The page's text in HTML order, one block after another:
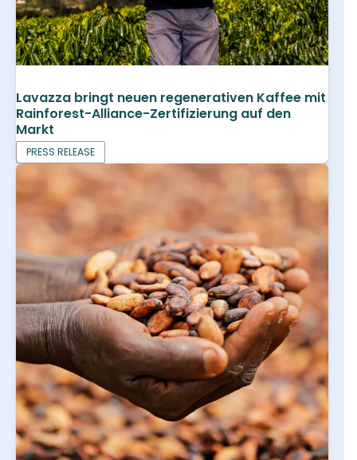
Lavazza bringt neuen regenerativen Kaffee mit
Rainforest-Alliance-Zertifizierung auf den
Markt
PRESS RELEASE